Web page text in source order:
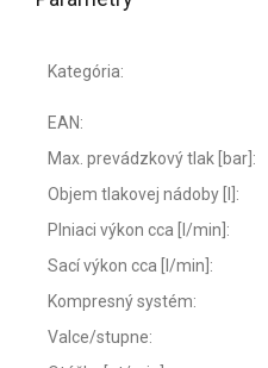
Kategória:
EAN:
Max. prevádzkový tlak [bar] :
Objem tlakovej nádoby [l] :
Plniaci výkon cca [l/min] :
Sací výkon cca [l/min] :
Kompresný systém:
Valce/stupne: